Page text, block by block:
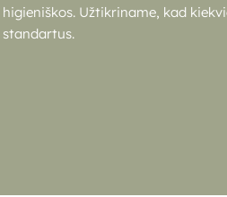
higieniškos. Užtikriname, kad
standartus.